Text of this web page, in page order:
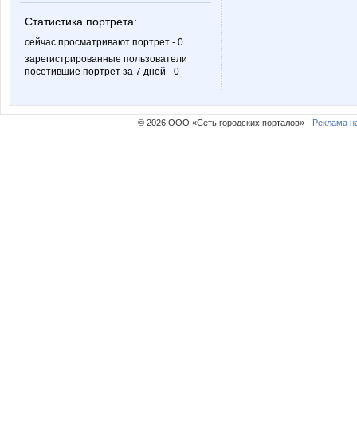
Статистика портрета:
сейчас просматривают портрет - 0
зарегистрированные пользователи
посетившие портрет за 7 дней - 0
© 2026 ООО «Сеть городских порталов» · Реклама